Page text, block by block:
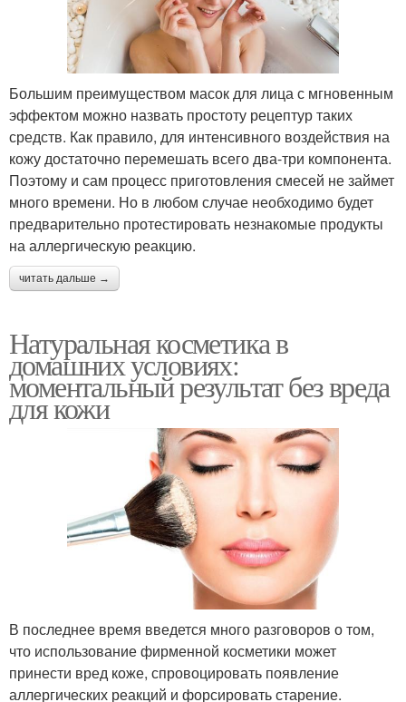
Большим преимуществом масок для лица с мгновенным
эффектом можно назвать простоту рецептур таких
средств. Как правило, для интенсивного воздействия на
кожу достаточно перемешать всего два-три компонента.
Поэтому и сам процесс приготовления смесей не займет
много времени. Но в любом случае необходимо будет
предварительно протестировать незнакомые продукты
на аллергическую реакцию.
читать дальше →
Натуральная косметика в
домашних условиях:
моментальный результат без вреда
для кожи
В последнее время введется много разговоров о том,
что использование фирменной косметики может
принести вред коже, спровоцировать появление
аллергических реакций и форсировать старение.